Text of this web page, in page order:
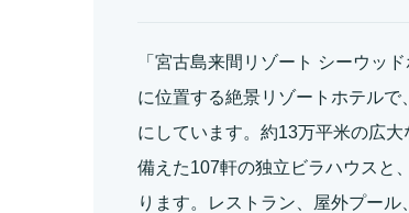
「宮古島来間リゾート シーウッ
に位置する絶景リゾートホテル
にしています。約13万平米の広
備えた107軒の独立ビラハウスと
ります。レストラン、屋外プー